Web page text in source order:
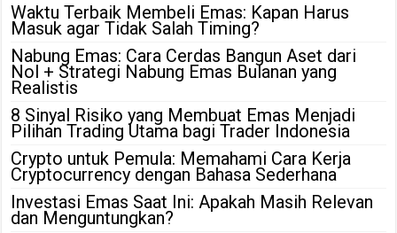
Waktu Terbaik Membeli Emas: Kapan Harus
Masuk agar Tidak Salah Timing?
Nabung Emas: Cara Cerdas Bangun Aset dari
Nol + Strategi Nabung Emas Bulanan yang
Realistis
8 Sinyal Risiko yang Membuat Emas Menjadi
Pilihan Trading Utama bagi Trader Indonesia
Crypto untuk Pemula: Memahami Cara Kerja
Cryptocurrency dengan Bahasa Sederhana
Investasi Emas Saat Ini: Apakah Masih Relevan
dan Menguntungkan?